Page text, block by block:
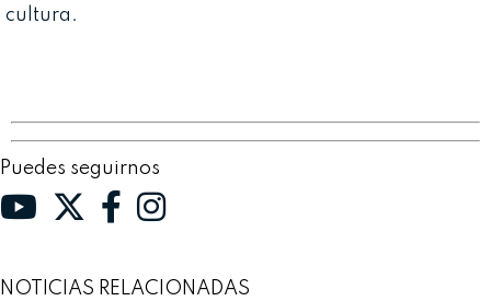
cultura.
Puedes seguirnos
NOTICIAS RELACIONADAS